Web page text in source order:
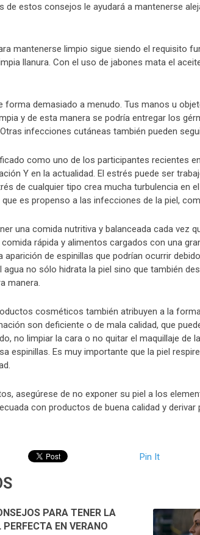
de estos consejos le ayudará a mantenerse
mantenerse limpio sigue siendo el requisito
llanura. Con el uso de jabones mata el
forma demasiado a menudo. Tus manos u
y de esta manera se podría entregar los
infecciones cutáneas también pueden
como uno de los participantes recientes
Y en la actualidad. El estrés puede ser
de cualquier tipo crea mucha turbulencia en
es propenso a las infecciones de la piel,
una comida nutritiva y balanceada cada vez
rápida y alimentos cargados con una
aparición de espinillas que podrían ocurrir
agua no sólo hidrata la piel sino que también
manera.
cosméticos también atribuyen a la
son deficiente o de mala calidad, que
no limpiar la cara o no quitar el maquillaje de
espinillas. Es muy importante que la piel
asegúrese de no exponer su piel a los
con productos de buena calidad y
Pin It
PARA TENER LA
PERFECTA EN VERANO